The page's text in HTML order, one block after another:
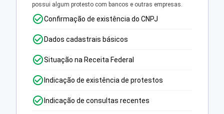
possui algum protesto com bancos e outras empresas.
Confirmação de existência do CNPJ
Dados cadastrais básicos
Situação na Receita Federal
Indicação de existência de protestos
Indicação de consultas recentes